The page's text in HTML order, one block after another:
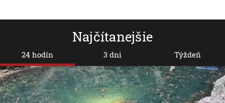
Najčítanejšie
24 hodín 3 dni Týždeň